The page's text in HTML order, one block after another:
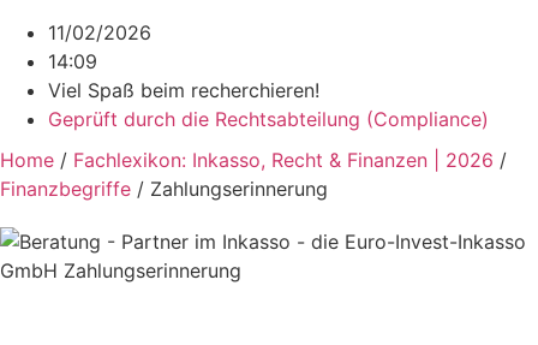
11/02/2026
14:09
Viel Spaß beim recherchieren!
Geprüft durch die Rechtsabteilung (Compliance)
Home / Fachlexikon: Inkasso, Recht & Finanzen | 2026 /
Finanzbegriffe / Zahlungserinnerung